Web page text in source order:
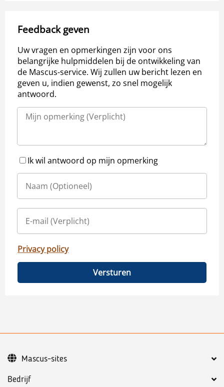
Feedback geven
Uw vragen en opmerkingen zijn voor ons
belangrijke hulpmiddelen bij de ontwikkeling van
de Mascus-service. Wij zullen uw bericht lezen en
geven u, indien gewenst, zo snel mogelijk
antwoord.
Ik wil antwoord op mijn opmerking
Privacy policy
Versturen
Bedrijf
Mascus-sites